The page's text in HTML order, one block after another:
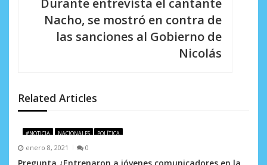
n
d
e
e
Durante entrevista el cantante
Nacho, se mostró en contra de
las sanciones al Gobierno de
Nicolás
Related Articles
#NOTICIA NACIONALES POLÍTICA
enero 8, 2021 0